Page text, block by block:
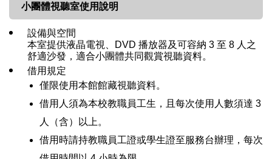
百年書庫書刊調閱
實習學生館際合作服務
影印 | 列印 | 掃描服務
無線網路服務
小團體視聽室使用說明
設備與空間
本室提供液晶電視、DVD 播放器及可容納 3 至 8 人之
舒適沙發，適合小團體共同觀賞視聽資料。
借用規定
僅限使用本館館藏視聽資料。
借用人須為本校教職員工生，且每次使用人數須達 3
人（含）以上。
借用時請持教職員工證或學生證至服務台辦理，每次